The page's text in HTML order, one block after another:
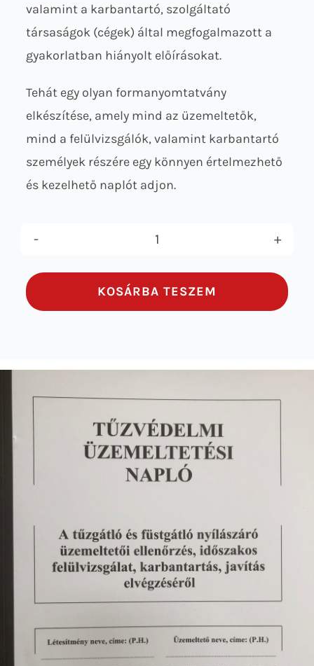
valamint a karbantartó, szolgáltató
társaságok (cégek) által megfogalmazott a
gyakorlatban hiányolt előírásokat.
Tehát egy olyan formanyomtatvány
elkészítése, amely mind az üzemeltetők,
mind a felülvizsgálók, valamint karbantartó
személyek részére egy könnyen értelmezhető
és kezelhető naplót adjon.
és
KOSÁRBA TESZEM